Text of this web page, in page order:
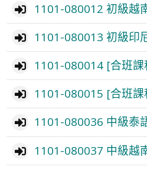
1101-080012 初級越
1101-080013 初級印
1101-080014 [合班課
1101-080015 [合班課
1101-080036 中級泰
1101-080037 中級越